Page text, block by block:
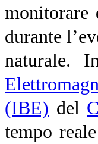
durante
naturale.
(IBE) del
tempo